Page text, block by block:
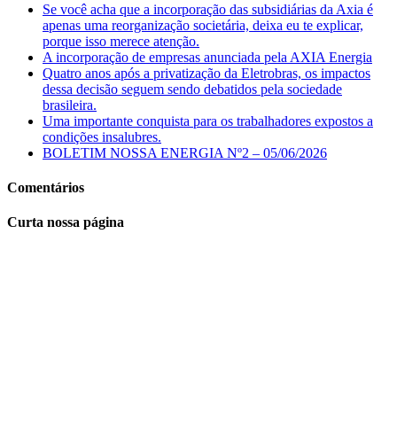
Se você acha que a incorporação das subsidiárias da Axia é
apenas uma reorganização societária, deixa eu te explicar,
porque isso merece atenção.
A incorporação de empresas anunciada pela AXIA Energia
Quatro anos após a privatização da Eletrobras, os impactos
dessa decisão seguem sendo debatidos pela sociedade
brasileira.
Uma importante conquista para os trabalhadores expostos a
condições insalubres.
BOLETIM NOSSA ENERGIA Nº2 – 05/06/2026
Comentários
Curta nossa página